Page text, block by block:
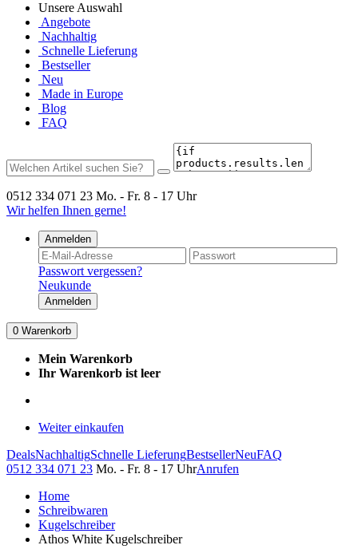
Unsere Auswahl
Angebote
Nachhaltig
Schnelle Lieferung
Bestseller
Neu
Made in Europe
Blog
FAQ
0512 334 071 23 Mo. - Fr. 8 - 17 Uhr
Wir helfen Ihnen gerne!
Anmelden
Passwort vergessen?
Neukunde
Anmelden
0 Warenkorb
Mein Warenkorb
Ihr Warenkorb ist leer
Weiter einkaufen
DealsNachhaltigSchnelle LieferungBestsellerNeuFAQ
0512 334 071 23 Mo. - Fr. 8 - 17 UhrAnrufen
Home
Schreibwaren
Kugelschreiber
Athos White Kugelschreiber